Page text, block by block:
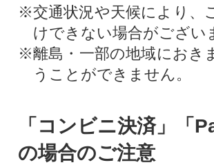
※交通状況や天候により、
けできない場合がござい
※離島・一部の地域におき
うことができません。
「コンビニ決済」「
の場合のご注意